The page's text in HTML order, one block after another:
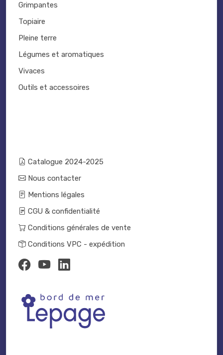
Grimpantes
Topiaire
Pleine terre
Légumes et aromatiques
Vivaces
Outils et accessoires
Catalogue 2024-2025
Nous contacter
Mentions légales
CGU & confidentialité
Conditions générales de vente
Conditions VPC - expédition